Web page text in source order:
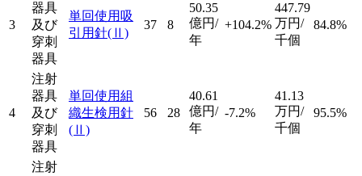
3
器具
及び
穿刺
器具
単回使用吸
引用針(Ⅱ)
37 8
50.35
億円/
年
+104.2%
447.79
万円/
千個
84.8%
4
注射
器具
及び
穿刺
器具
単回使用組
織生検用針
(Ⅱ)
56 28
40.61
億円/
年
-7.2%
41.13
万円/
千個
95.5%
注射